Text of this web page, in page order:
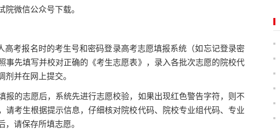
微信公众号下载。
考报名时的考生号和密码登录高考志愿填报系统（如忘记登录密
事先填写并校对正确的《考生志愿表》，录入各批次志愿的院校代
并在网上提交。
的志愿后，系统先进行志愿校验，如果出现红色警告字符，则不
请考生根据提示信息，仔细核对院校代码、院校专业组代码、专业
，请保存所填志愿。